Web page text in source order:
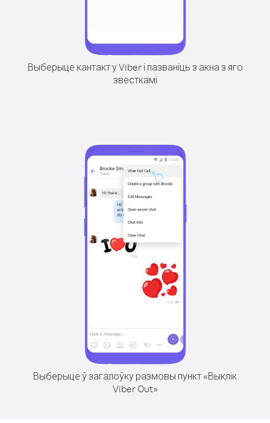
Выберыце кантакт у Viber і пазваніць з акна з яго
звесткамі
Выберыце ў загалоўку размовы пункт «Выклік
Viber Out»